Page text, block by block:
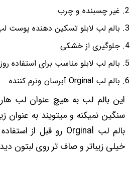
غیر چسبنده و چرب
بالم لب لابلو تسکین دهنده پوست
جلوگیری از خشکی
بالم لب لابلو مناسب برای استفاده
بالم لب Orginal آبرسان ونرم کننده
این بالم لب به هیچ عنوان لب
سنگین نمیکنه و میتویند به عنوان
بالم لب Orginal رو قبل از استفاده ی
خیلی زیباتر و صاف تر روی لبتون